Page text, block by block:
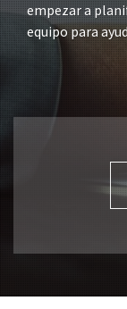
empezar a
equipo para